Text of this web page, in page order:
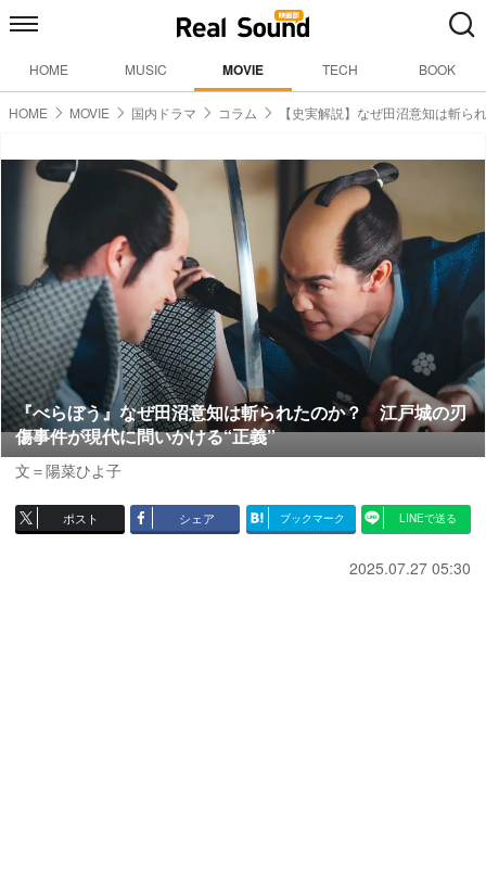
HOME MUSIC MOVIE TECH BOOK
HOME MOVIE 国内ドラマ コラム 【史実解説】なぜ田沼意知は斬ら
『べらぼう』なぜ田沼意知は斬られたのか？ 江戸城の刃
傷事件が現代に問いかける“正義”
文＝陽菜ひよ子
ポスト シェア ブックマーク LINEで送る
2025.07.27 05:30